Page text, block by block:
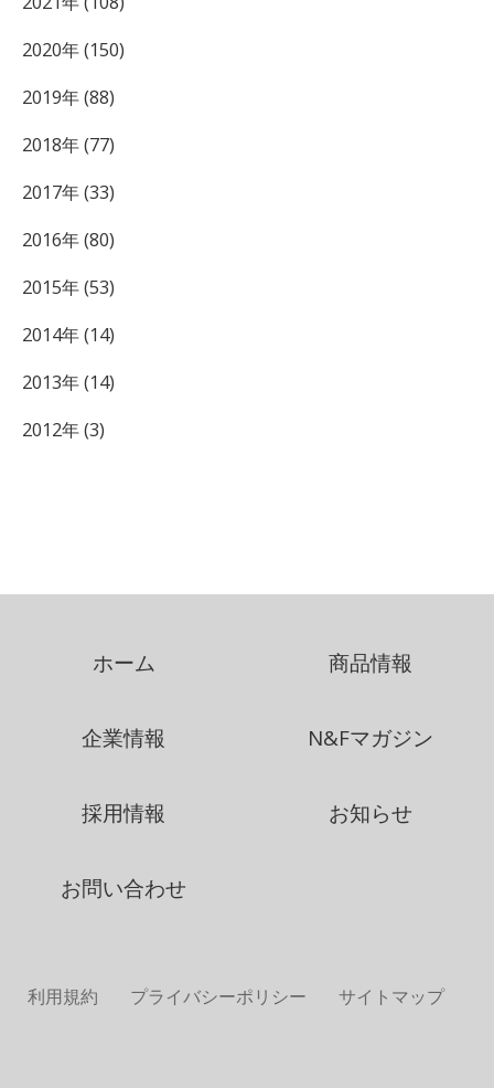
2020年 (150)
2019年 (88)
2018年 (77)
2017年 (33)
2016年 (80)
2015年 (53)
2014年 (14)
2013年 (14)
2012年 (3)
ホーム 商品情報
企業情報 N&Fマガジン
採用情報 お知らせ
お問い合わせ
利用規約 プライバシーポリシー サイトマップ